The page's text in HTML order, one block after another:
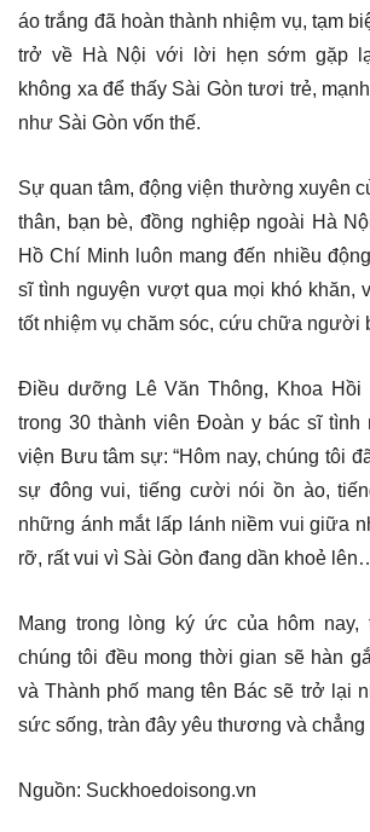
áo trắng đã hoàn thành nhiệm vụ, tạm
trở về Hà Nội với lời hẹn sớm gặp
không xa để thấy Sài Gòn tươi trẻ,
như Sài Gòn vốn thế.
Sự quan tâm, động viện thường xuyên
thân, bạn bè, đồng nghiệp ngoài Hà
Hồ Chí Minh luôn mang đến nhiều
sĩ tình nguyện vượt qua mọi khó khăn,
tốt nhiệm vụ chăm sóc, cứu chữa người
Điều dưỡng Lê Văn Thông, Khoa Hồi
trong 30 thành viên Đoàn y bác sĩ tình
viện Bưu tâm sự: “Hôm nay, chúng tôi
sự đông vui, tiếng cười nói ồn ào,
những ánh mắt lấp lánh niềm vui giữa
rỡ, rất vui vì Sài Gòn đang dần khoẻ
Mang trong lòng ký ức của hôm nay,
chúng tôi đều mong thời gian sẽ hàn
và Thành phố mang tên Bác sẽ trở lại
sức sống, tràn đây yêu thương và chẳng
Nguồn: Suckhoedoisong.vn